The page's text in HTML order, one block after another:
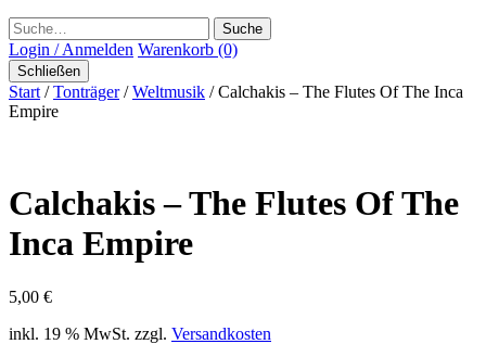
Suche
Login / Anmelden Warenkorb (0)
Schließen
Start /Tonträger/Weltmusik / Calchakis – The Flutes Of The Inca
Empire
Calchakis – The Flutes Of The
Inca Empire
5,00 €
inkl. 19 % MwSt. zzgl. Versandkosten